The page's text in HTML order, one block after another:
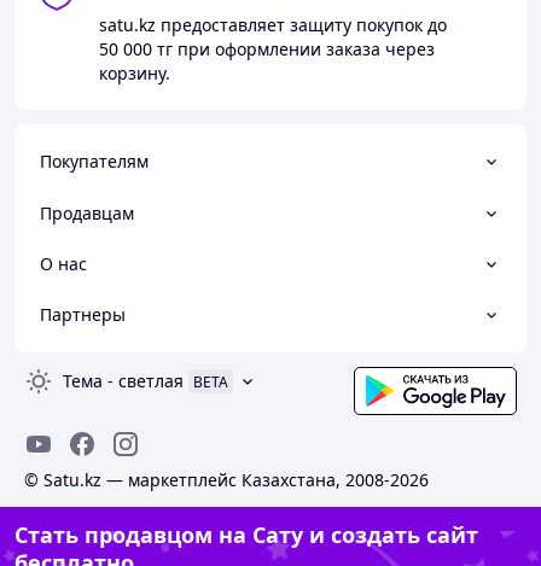
satu.kz предоставляет защиту покупок до
50 000 тг при оформлении заказа через
корзину.
Покупателям
Продавцам
О нас
Партнеры
Тема - светлая BETA
© Satu.kz — маркетплейс Казахстана, 2008-2026
Стать продавцом на Сату и создать сайт